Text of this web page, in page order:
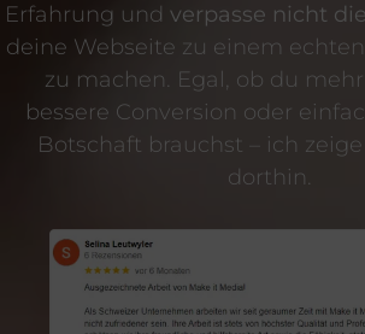
Erfahrung und verpasse nicht
deine Webseite zu einem
zu machen. Egal, ob du
bessere Conversion oder
Botschaft brauchst – ich
dorthin.